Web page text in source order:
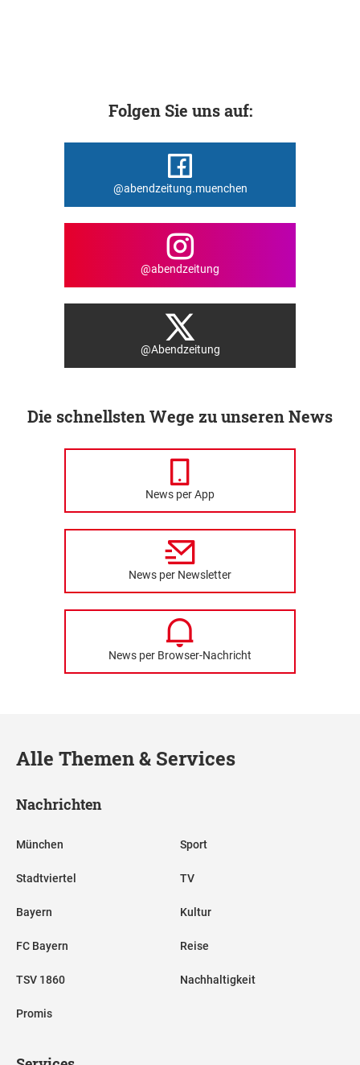
Folgen Sie uns auf:
@abendzeitung.muenchen
@abendzeitung
@Abendzeitung
Die schnellsten Wege zu unseren News
News per App
News per Newsletter
News per Browser-Nachricht
Alle Themen & Services
Nachrichten
München
Stadtviertel
Bayern
FC Bayern
TSV 1860
Promis
Sport
TV
Kultur
Reise
Nachhaltigkeit